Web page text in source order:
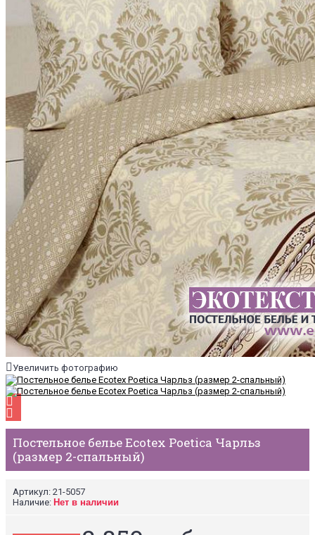
Увеличить фотографию
Постельное белье Ecotex Poetica Чарльз
(размер 2-спальный)
Артикул: 21-5057
Наличие: Нет в наличии